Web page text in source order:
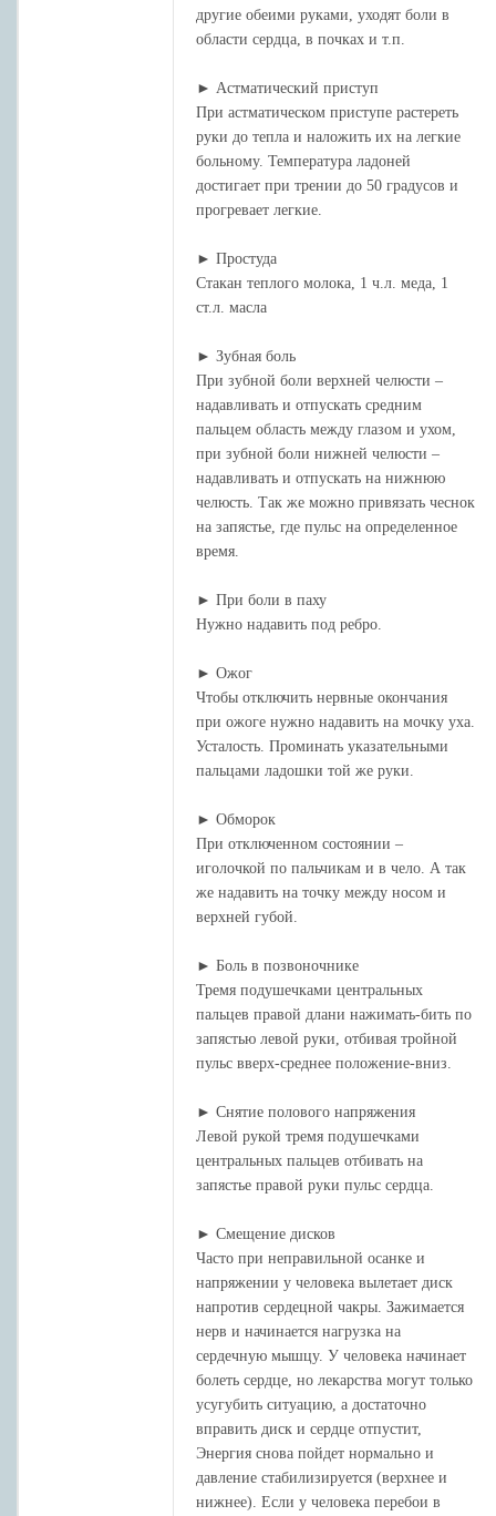
другие обеими руками, уходят боли в
области сердца, в почках и т.п.
► Астматический приступ
При астматическом приступе растереть
руки до тепла и наложить их на легкие
больному. Температура ладоней
достигает при трении до 50 градусов и
прогревает легкие.
► Простуда
Стакан теплого молока, 1 ч.л. меда, 1
ст.л. масла
► Зубная боль
При зубной боли верхней челюсти –
надавливать и отпускать средним
пальцем область между глазом и ухом,
при зубной боли нижней челюсти –
надавливать и отпускать на нижнюю
челюсть. Так же можно привязать чеснок
на запястье, где пульс на определенное
время.
► При боли в паху
Нужно надавить под ребро.
► Ожог
Чтобы отключить нервные окончания
при ожоге нужно надавить на мочку уха.
Усталость. Проминать указательными
пальцами ладошки той же руки.
► Обморок
При отключенном состоянии –
иголочкой по пальчикам и в чело. А так
же надавить на точку между носом и
верхней губой.
► Боль в позвоночнике
Тремя подушечками центральных
пальцев правой длани нажимать-бить по
запястью левой руки, отбивая тройной
пульс вверх-среднее положение-вниз.
► Снятие полового напряжения
Левой рукой тремя подушечками
центральных пальцев отбивать на
запястье правой руки пульс сердца.
► Смещение дисков
Часто при неправильной осанке и
напряжении у человека вылетает диск
напротив сердецной чакры. Зажимается
нерв и начинается нагрузка на
сердечную мышцу. У человека начинает
болеть сердце, но лекарства могут только
усугубить ситуацию, а достаточно
вправить диск и сердце отпустит,
Энергия снова пойдет нормально и
давление стабилизируется (верхнее и
нижнее). Если у человека перебои в